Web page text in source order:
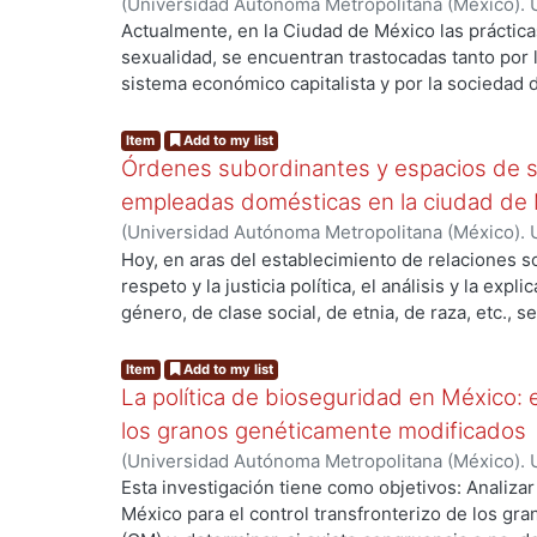
expulsión. Para muchos municipios la
esta larga tradición ha hecho que varios
forma de vida que trasciende los límites
con algún estado en específico de la unión
transnacionales, debido a que tienen un mayor
norteamericanas que ciudades mexicanas.
de Servicios de Información., 2013-10)
Actualmente, en la Ciudad de México las
sexualidad, se encuentran trastocadas tanto
sistema económico capitalista y por la sociedad
espacios simbólicos de consumo y de práctica
contenidos sexuales -tanto implícitos como
por discursos contradictorios y en conflicto; por
religiosa o interdictos familiares; y por otro, en
publicidad, donde la sexualidad está siempre
que ha generado un “océano del sexo”, como
2009: 13). Esta contradicción es muy latente en
elemento central en la formación de la cultura.
Item Add to my list
Órdenes subordinantes y espacios de
empleadas domésticas en la ciudad de
(Universidad Autónoma Metropolitana (México).
de Servicios de Información.,2016-04)
Hoy, en aras del establecimiento de relaciones
respeto y la justicia política, el análisis y la
género, de clase social, de etnia, de raza, etc.,
como las personas se auto perciben y la
construye, conforman el cimiento fundamental a
relaciones sociales justas e igualitarias, o bien,
exclusiones y desigualdades sociales, idóneas
contradicciones políticas y morales en el seno
Y es que la complejidad de las interacciones
por la manera en que se vinculan entre sí las
Item Add to my list
La política de bioseguridad en
los granos genéticamente modificados
(Universidad Autónoma Metropolitana (México).
de Servicios de Información.,2013-10-30)
Esta investigación tiene como objetivos:
México para el control transfronterizo de los